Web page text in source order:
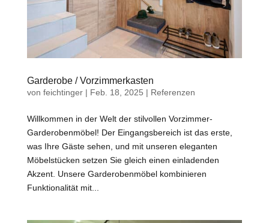
Garderobe / Vorzimmerkasten
von feichtinger| Feb. 18, 2025 | Referenzen
Willkommen in der Welt der stilvollen Vorzimmer-
Garderobenmöbel! Der Eingangsbereich ist das erste,
was Ihre Gäste sehen, und mit unseren eleganten
Möbelstücken setzen Sie gleich einen einladenden
Akzent. Unsere Garderobenmöbel kombinieren
Funktionalität mit...